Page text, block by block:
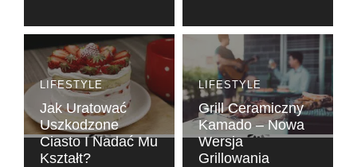
LIFESTYLE
Jak Uratować
Uszkodzone
Ciasto I Nadać Mu
Kształt?
LIFESTYLE
Grill Ceramiczny
Kamado – Nowa
Wersja
Grillowania